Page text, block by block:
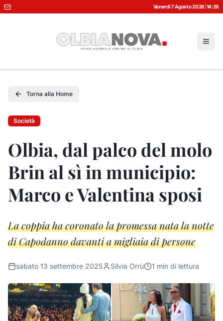
Venerdì 7 Agosto 2026 14:29
Torna alla Home
Società
Olbia, dal palco del molo
Brin al sì in municipio:
Marco e Valentina sposi
La coppia ha coronato la promessa nata la notte
di Capodanno davanti a migliaia di persone
sabato 13 settembre 2025 Silvia Orrù 1 min di lettura